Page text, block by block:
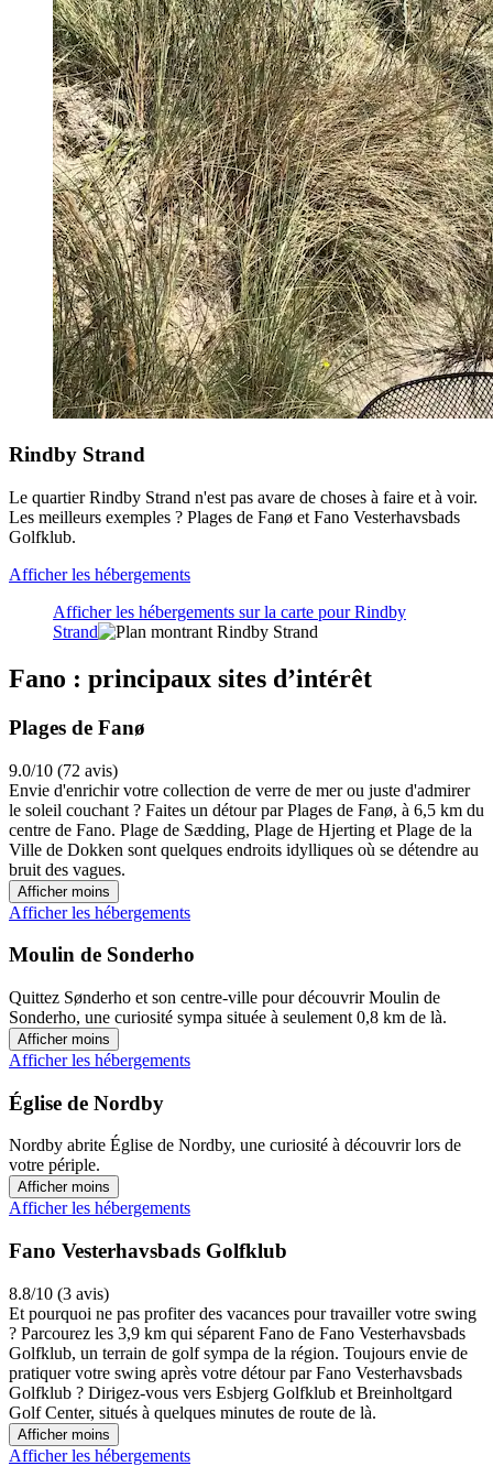
Rindby Strand
Le quartier Rindby Strand n'est pas avare de choses à faire et à voir.
Les meilleurs exemples ? Plages de Fanø et Fano Vesterhavsbads
Golfklub.
Afficher les hébergements
Afficher les hébergements sur la carte pour Rindby
Strand
Fano : principaux sites d’intérêt
Plages de Fanø
9.0/10 (72 avis)
Envie d'enrichir votre collection de verre de mer ou juste d'admirer
le soleil couchant ? Faites un détour par Plages de Fanø, à 6,5 km du
centre de Fano. Plage de Sædding, Plage de Hjerting et Plage de la
Ville de Dokken sont quelques endroits idylliques où se détendre au
bruit des vagues.
Afficher moins
Afficher les hébergements
Moulin de Sonderho
Quittez Sønderho et son centre-ville pour découvrir Moulin de
Sonderho, une curiosité sympa située à seulement 0,8 km de là.
Afficher moins
Afficher les hébergements
Église de Nordby
Nordby abrite Église de Nordby, une curiosité à découvrir lors de
votre périple.
Afficher moins
Afficher les hébergements
Fano Vesterhavsbads Golfklub
8.8/10 (3 avis)
Et pourquoi ne pas profiter des vacances pour travailler votre swing
? Parcourez les 3,9 km qui séparent Fano de Fano Vesterhavsbads
Golfklub, un terrain de golf sympa de la région. Toujours envie de
pratiquer votre swing après votre détour par Fano Vesterhavsbads
Golfklub ? Dirigez-vous vers Esbjerg Golfklub et Breinholtgard
Golf Center, situés à quelques minutes de route de là.
Afficher moins
Afficher les hébergements